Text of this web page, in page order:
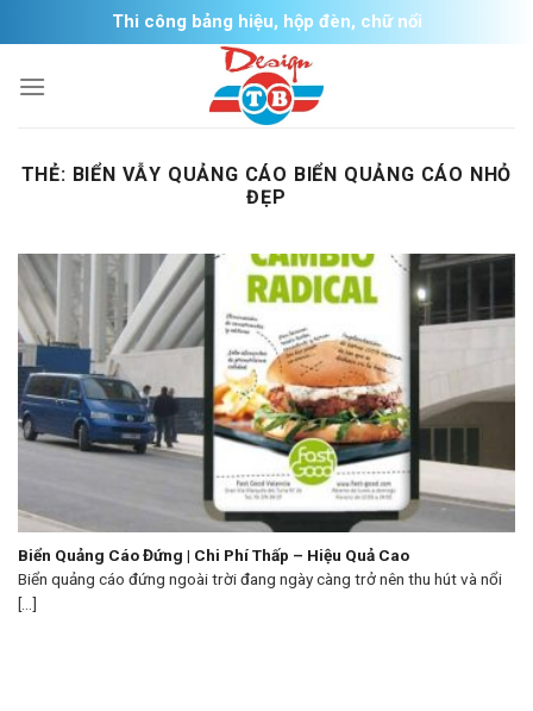
to
content
Thi công bảng hiệu, hộp đèn, chữ nổi
THẺ: BIỂN VẪY QUẢNG CÁO BIỂN QUẢNG CÁO NHỎ
ĐẸP
Biển Quảng Cáo Đứng | Chi Phí Thấp – Hiệu Quả Cao
Biển quảng cáo đứng ngoài trời đang ngày càng trở nên thu hút và nổi
[...]